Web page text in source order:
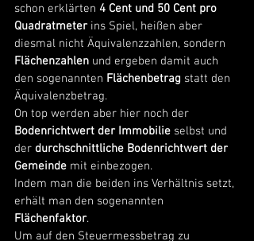
schon erklärten 4 Cent und 50 Cent pro
Quadratmeter ins Spiel, heißen aber
diesmal nicht Äquivalenzzahlen, sondern
Flächenzahlen und ergeben damit auch
den sogenannten Flächenbetrag statt den
Äquivalenzbetrag.
On top werden aber hier noch der
Bodenrichtwert der Immobilie selbst und
der durchschnittliche Bodenrichtwert der
Gemeinde mit einbezogen.
Indem man die beiden ins Verhältnis setzt,
erhält man den sogenannten
Flächenfaktor.
Um auf den Steuermessbetrag zu